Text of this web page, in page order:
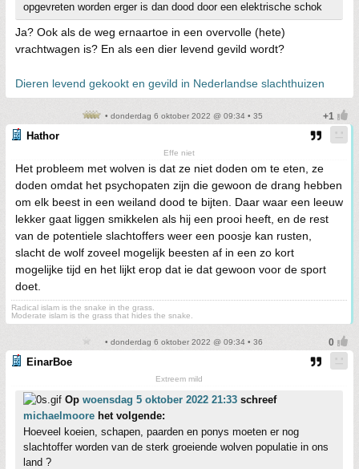
opgevreten worden erger is dan dood door een elektrische schok
Ja? Ook als de weg ernaartoe in een overvolle (hete)
vrachtwagen is? En als een dier levend gevild wordt?
Dieren levend gekookt en gevild in Nederlandse slachthuizen
• donderdag 6 oktober 2022 @ 09:34 • 35
Hathor
Effe niet
Het probleem met wolven is dat ze niet doden om te eten, ze
doden omdat het psychopaten zijn die gewoon de drang hebben
om elk beest in een weiland dood te bijten. Daar waar een leeuw
lekker gaat liggen smikkelen als hij een prooi heeft, en de rest
van de potentiele slachtoffers weer een poosje kan rusten,
slacht de wolf zoveel mogelijk beesten af in een zo kort
mogelijke tijd en het lijkt erop dat ie dat gewoon voor de sport
doet.
Radical islam is the snake in the grass.
Moderate islam is the grass that hides the snake.
• donderdag 6 oktober 2022 @ 09:34 • 36
EinarBoe
Extreem mild
Op woensdag 5 oktober 2022 21:33 schreef
michaelmoore het volgende:
Hoeveel koeien, schapen, paarden en ponys moeten er nog
slachtoffer worden van de sterk groeiende wolven populatie in ons
land ?